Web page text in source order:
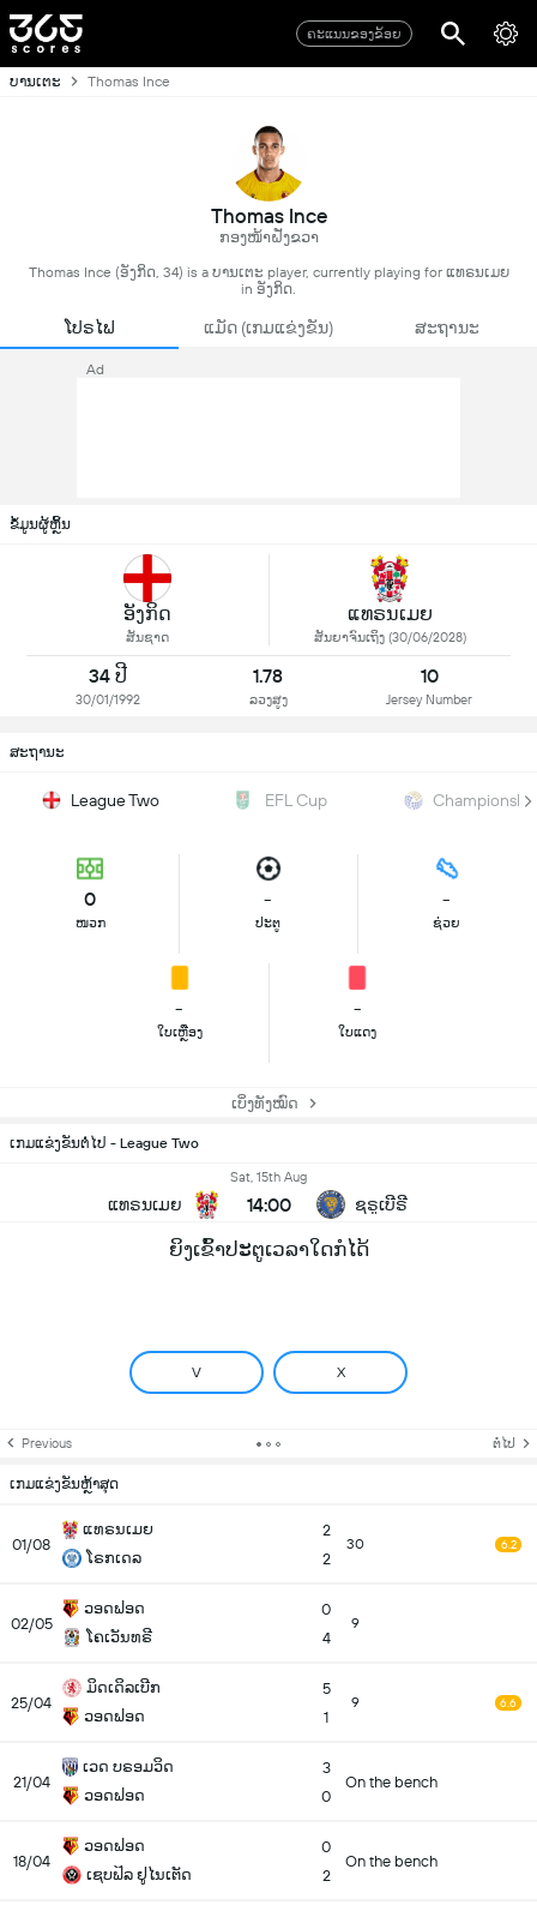
ຄະແນນຂອງຂ້ອຍ
ບານເຕະ Thomas Ince
Thomas Ince
ກອງໜ້າຝັ່ງຂວາ
Thomas Ince (ອັງກິດ, 34) is a ບານເຕະ player, currently playing for ແທຣນເມຍ
in ອັງກິດ.
ໂປຣໄຟ ແມັດ (ເກມແຂ່ງຂັນ) ສະຖານະ
Ad
ຂໍ້ມູນຜູ້ຫຼິ້ນ
ອັງກິດ
ສັນຊາດ
ແທຣນເມຍ
ສັນຍາຈົນເຖິງ (30/06/2028)
34 ປີ
30/01/1992
1.78
ລວງສູງ
10
Jersey Number
ສະຖານະ
League Two EFL Cup
0
ໜວກ
-
ປະຕູ
-
ຊ່ວຍ
-
ໃບເຫຼືອງ
-
ໃບແດງ
ເບິ່ງທັງໝົດ
ເກມແຂ່ງຂັນຕໍ່ໄປ - League Two
ແທຣນເມຍ
Sat, 15th Aug
14:00 ຊຣູເບີຣີ
ຍິງເຂົ້າປະຕູເວລາໃດກໍໄດ້
V X
Previous ຕໍ່ໄປ
ເກມແຂ່ງຂັນຫຼ້າສຸດ
01/08
ແທຣນເມຍ
ໂຣກເດລ
2
2
30 6.2
02/05
ວອດຟອດ
ໂຄເວັນທຣີ
0
4
9
25/04
ມິດເດິລເບີກ
ວອດຟອດ
5
1
9 6.6
21/04
ເວດ ບຣອມວິດ
ວອດຟອດ
3
0
On the bench
18/04
ວອດຟອດ
ເຊບຟິລ ຢູໄນເຕັດ
0
2
On the bench